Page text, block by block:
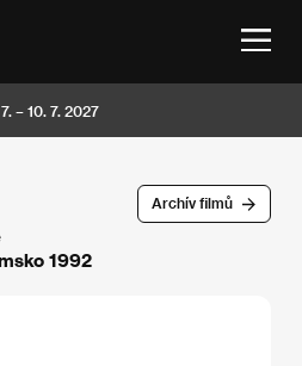
– 10. 7. 2027
Archív filmů
1992